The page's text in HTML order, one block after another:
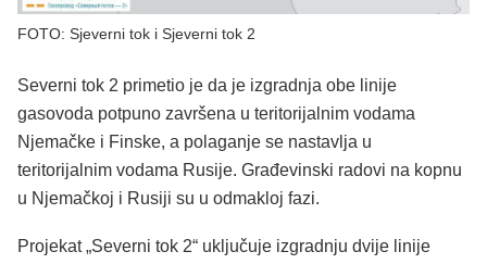
FOTO: Sjeverni tok i Sjeverni tok 2
Severni tok 2 primetio je da je izgradnja obe linije
gasovoda potpuno završena u teritorijalnim vodama
Njemačke i Finske, a polaganje se nastavlja u
teritorijalnim vodama Rusije. Građevinski radovi na kopnu
u Njemačkoj i Rusiji su u odmakloj fazi.
Projekat „Severni tok 2“ uključuje izgradnju dvije linije